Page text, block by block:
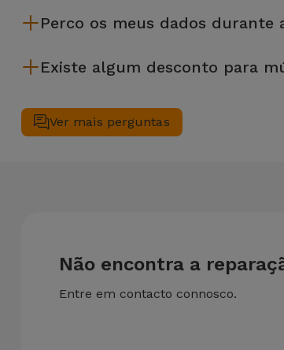
Perco os meus dados durante
precises de ajuda com a gestão de ficheiros.
Existe algum desconto para
em simultâneo, aplicamos um desconto de 25%
Ver mais perguntas
Não encontra a
Entre em contacto connosco.